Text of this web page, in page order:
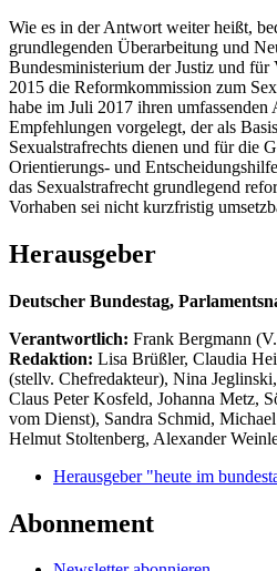
Wie es in der Antwort weiter heißt,
grundlegenden Überarbeitung und
Bundesministerium der Justiz und für
2015 die Reformkommission zum
habe im Juli 2017 ihren umfassenden
Empfehlungen vorgelegt, der als
Sexualstrafrechts dienen und für die
Orientierungs- und
das Sexualstrafrecht grundlegend
Vorhaben sei nicht kurzfristig
Herausgeber
Deutscher Bundestag,
Verantwortlich: Frank Bergmann
Redaktion: Lisa Brüßler, Claudia
(stellv. Chefredakteur), Nina Jeglinski,
Claus Peter Kosfeld, Johanna Metz,
vom Dienst), Sandra Schmid,
Helmut Stoltenberg, Alexander
Herausgeber "heute im
Abonnement